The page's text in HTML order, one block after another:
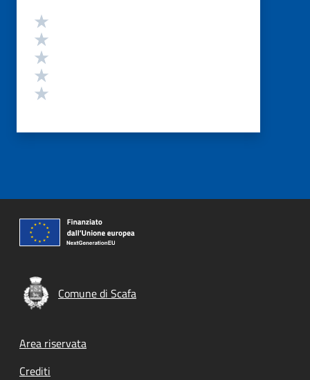
Valutazione
Comune di Scafa
Footer menu
Area riservata
Crediti